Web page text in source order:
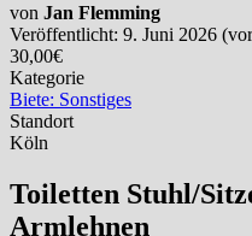
von Jan Flemming
Veröffentlicht: 9. Juni 2026
30,00€
Kategorie
Biete: Sonstiges
Standort
Köln
Toiletten Stuhl/
Armlehnen